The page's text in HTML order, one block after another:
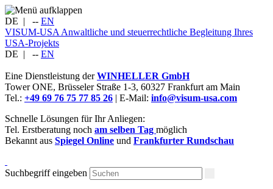
DE | -- EN
VISUM-USA Anwaltliche und steuerrechtliche Begleitung Ihres
USA-Projekts
DE | -- EN
Eine Dienstleistung derWINHELLER GmbH
Tower ONE, Brüsseler Straße 1-3, 60327 Frankfurt am Main
Tel.: +49 69 76 75 77 85 26 | E-Mail: info@visum-usa.com
Schnelle Lösungen für Ihr Anliegen:
Tel. Erstberatung noch am selben Tag möglich
Bekannt aus Spiegel Online und Frankfurter Rundschau
Suchbegriff eingeben